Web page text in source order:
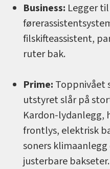
Business: Legger
filskifteassistent,
ruter bak.
Prime: Toppnivået
utstyret slår på
Kardon-lydanlegg,
frontlys, elektrisk
soners
justerbare bakseter.